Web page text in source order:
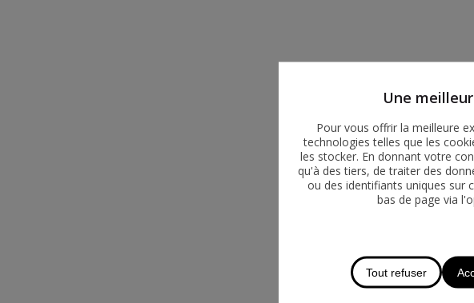
Une
Pour vous offrir la meilleure
technologies telles que les
les stocker. En donnant votre
qu'à des tiers, de traiter des
ou des identifiants uniques sur
bas de page via
Tout refuser